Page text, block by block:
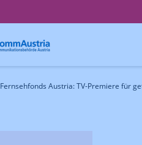
Fernsehfonds Austria: TV-Premiere für